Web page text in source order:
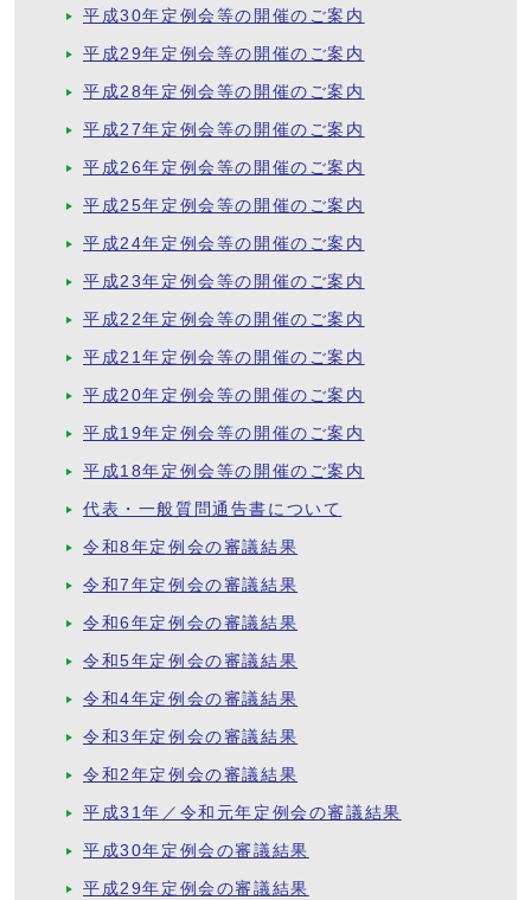
平成30年定例会等の開催のご案内
平成29年定例会等の開催のご案内
平成28年定例会等の開催のご案内
平成27年定例会等の開催のご案内
平成26年定例会等の開催のご案内
平成25年定例会等の開催のご案内
平成24年定例会等の開催のご案内
平成23年定例会等の開催のご案内
平成22年定例会等の開催のご案内
平成21年定例会等の開催のご案内
平成20年定例会等の開催のご案内
平成19年定例会等の開催のご案内
平成18年定例会等の開催のご案内
代表・一般質問通告書について
令和8年定例会の審議結果
令和7年定例会の審議結果
令和6年定例会の審議結果
令和5年定例会の審議結果
令和4年定例会の審議結果
令和3年定例会の審議結果
令和2年定例会の審議結果
平成31年／令和元年定例会の審議結果
平成30年定例会の審議結果
平成29年定例会の審議結果